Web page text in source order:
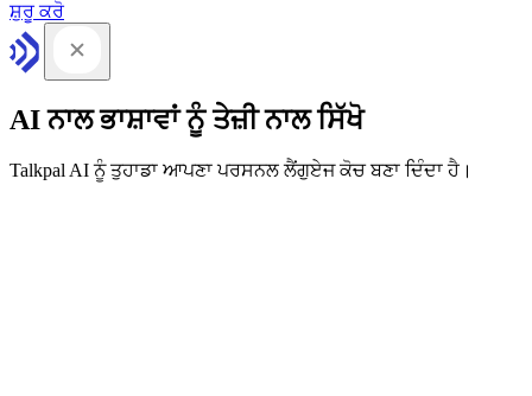
ਸ਼ੁਰੂ ਕਰੋ
AI ਨਾਲ ਭਾਸ਼ਾਵਾਂ ਨੂੰ ਤੇਜ਼ੀ ਨਾਲ ਸਿੱਖੋ
Talkpal AI ਨੂੰ ਤੁਹਾਡਾ ਆਪਣਾ ਪਰਸਨਲ ਲੈਂਗੁਏਜ ਕੋਚ ਬਣਾ ਦਿੰਦਾ ਹੈ।